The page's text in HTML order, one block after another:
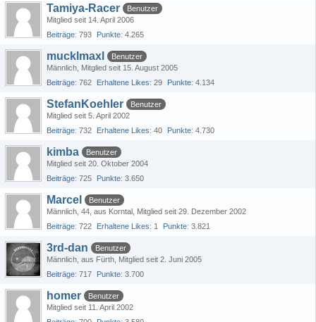
Tamiya-Racer
Benutzer
Mitglied seit 14. April 2006
Beiträge 793 Punkte 4.265
mucklmaxl
Benutzer
Männlich Mitglied seit 15. August 2005
Beiträge 762 Erhaltene Likes 29 Punkte 4.134
StefanKoehler
Benutzer
Mitglied seit 5. April 2002
Beiträge 732 Erhaltene Likes 40 Punkte 4.730
kimba
Benutzer
Mitglied seit 20. Oktober 2004
Beiträge 725 Punkte 3.650
Marcel
Benutzer
Männlich 44 aus Korntal Mitglied seit 29. Dezember 2002
Beiträge 722 Erhaltene Likes 1 Punkte 3.821
3rd-dan
Benutzer
Männlich aus Fürth Mitglied seit 2. Juni 2005
Beiträge 717 Punkte 3.700
homer
Benutzer
Mitglied seit 11. April 2002